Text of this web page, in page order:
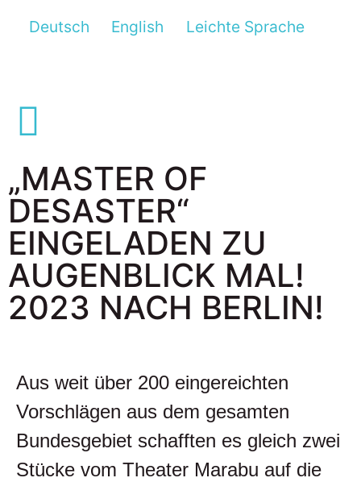
Deutsch English Leichte Sprache
„MASTER OF
DESASTER“
EINGELADEN ZU
AUGENBLICK MAL!
2023 NACH BERLIN!
Aus weit über 200 eingereichten
Vorschlägen aus dem gesamten
Bundesgebiet schafften es gleich zwei
Stücke vom Theater Marabu auf die